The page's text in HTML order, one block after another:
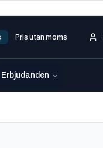
Pris utan moms
Erbjudanden